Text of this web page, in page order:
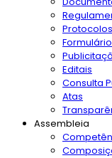
Protocolos
Editais
Consulta
Atas
Assembleia